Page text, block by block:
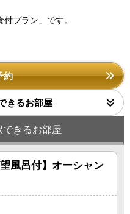
プラン」です。
約
きるお部屋
きるお部屋
風呂付】オーシャン